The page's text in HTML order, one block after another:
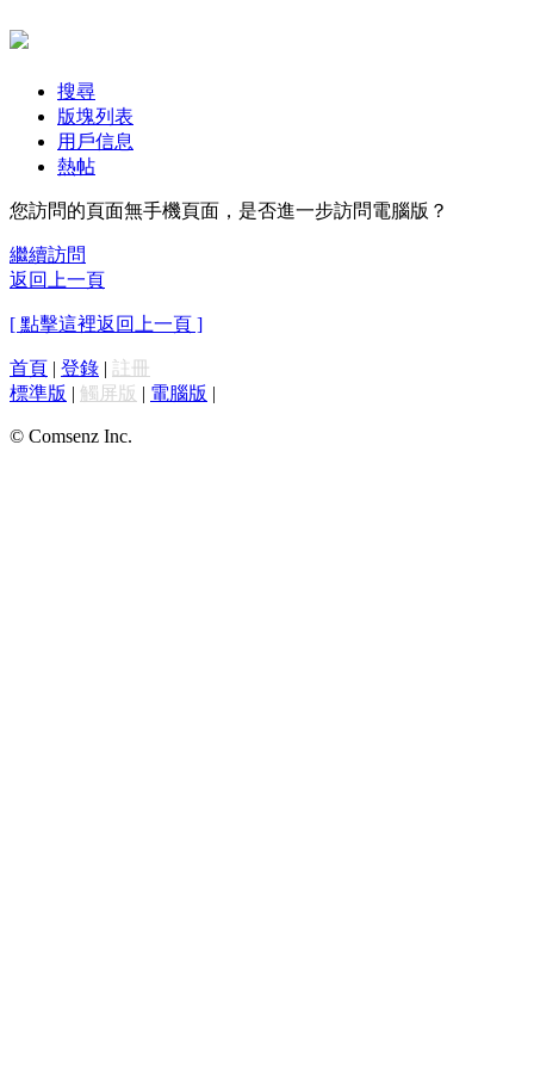
搜尋
版塊列表
用戶信息
熱帖
您訪問的頁面無手機頁面，是否進一步訪問電腦版？
繼續訪問
返回上一頁
[ 點擊這裡返回上一頁 ]
首頁 | 登錄 | 註冊
標準版 | 觸屏版 | 電腦版 |
© Comsenz Inc.